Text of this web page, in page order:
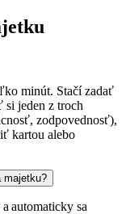
minút. Stačí zadať
si jeden z troch
zodpovednosť),
kartou alebo
majetku?
automaticky sa